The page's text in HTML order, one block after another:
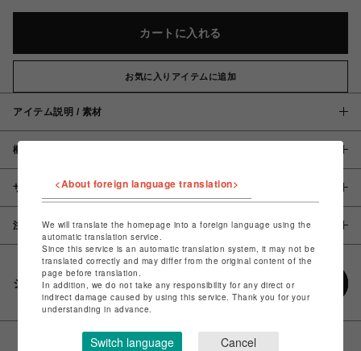
カートに入れる
お気に入りアイテムに追加
アイテム説明 / 素材
概要
サイズ
注意事項
シェアする
<About foreign language translation>
We will translate the homepage into a foreign language using the
automatic translation service.
Since this service is an automatic translation system, it may not be
translated correctly and may differ from the original content of the
page before translation.
In addition, we do not take any responsibility for any direct or
indirect damage caused by using this service. Thank you for your
understanding in advance.
Switch language Cancel